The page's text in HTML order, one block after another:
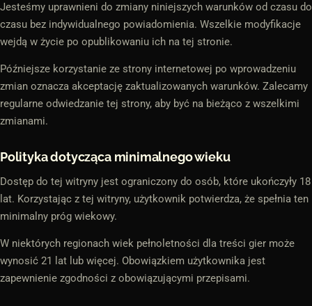
Jesteśmy uprawnieni do zmiany niniejszych warunków od czasu do
czasu bez indywidualnego powiadomienia. Wszelkie modyfikacje
wejdą w życie po opublikowaniu ich na tej stronie.
Późniejsze korzystanie ze strony internetowej po wprowadzeniu
zmian oznacza akceptację zaktualizowanych warunków. Zalecamy
regularne odwiedzanie tej strony, aby być na bieżąco z wszelkimi
zmianami.
Polityka dotycząca minimalnego wieku
Dostęp do tej witryny jest ograniczony do osób, które ukończyły 18
lat. Korzystając z tej witryny, użytkownik potwierdza, że spełnia ten
minimalny próg wiekowy.
W niektórych regionach wiek pełnoletności dla treści gier może
wynosić 21 lat lub więcej. Obowiązkiem użytkownika jest
zapewnienie zgodności z obowiązującymi przepisami.